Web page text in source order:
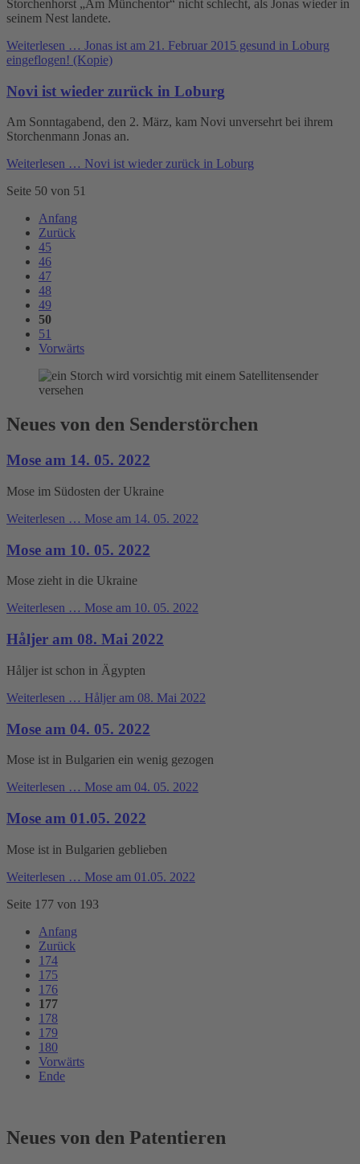
Storchenhorst „Am Münchentor“ nicht schlecht, als Jonas wieder in
seinem Nest landete.
Weiterlesen … Jonas ist am 21. Februar 2015 gesund in Loburg
eingeflogen! (Kopie)
Novi ist wieder zurück in Loburg
Am Sonntagabend, den 2. März, kam Novi unversehrt bei ihrem
Storchenmann Jonas an.
Weiterlesen … Novi ist wieder zurück in Loburg
Seite 50 von 51
Anfang
Zurück
45
46
47
48
49
50
51
Vorwärts
Neues von den Senderstörchen
Mose am 14. 05. 2022
Mose im Südosten der Ukraine
Weiterlesen … Mose am 14. 05. 2022
Mose am 10. 05. 2022
Mose zieht in die Ukraine
Weiterlesen … Mose am 10. 05. 2022
Håljer am 08. Mai 2022
Håljer ist schon in Ägypten
Weiterlesen … Håljer am 08. Mai 2022
Mose am 04. 05. 2022
Mose ist in Bulgarien ein wenig gezogen
Weiterlesen … Mose am 04. 05. 2022
Mose am 01.05. 2022
Mose ist in Bulgarien geblieben
Weiterlesen … Mose am 01.05. 2022
Seite 177 von 193
Anfang
Zurück
174
175
176
177
178
179
180
Vorwärts
Ende
Neues von den Patentieren